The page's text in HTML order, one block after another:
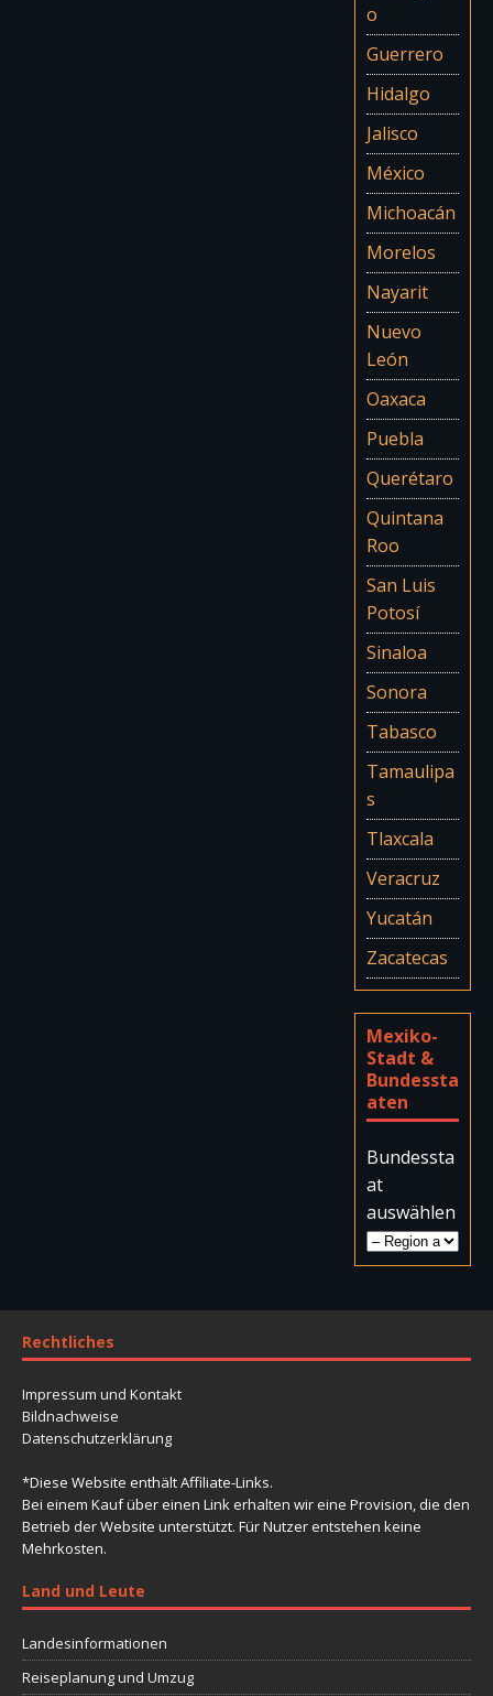
o
Guerrero
Hidalgo
Jalisco
México
Michoacán
Morelos
Nayarit
Nuevo
León
Oaxaca
Puebla
Querétaro
Quintana
Roo
San Luis
Potosí
Sinaloa
Sonora
Tabasco
Tamaulipa
s
Tlaxcala
Veracruz
Yucatán
Zacatecas
Mexiko-
Stadt &
Bundessta
aten
Bundessta
at
auswählen
Rechtliches
Impressum und Kontakt
Bildnachweise
Datenschutzerklärung
*Diese Website enthält Affiliate-Links.
Bei einem Kauf über einen Link erhalten wir eine Provision, die den
Betrieb der Website unterstützt. Für Nutzer entstehen keine
Mehrkosten.
Land und Leute
Landesinformationen
Reiseplanung und Umzug